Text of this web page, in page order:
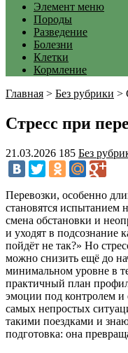
Элемент меню
Породы
Разведение
Болезни
Клетки
Кормление
Главная > Без рубрики >
Стресс при
21.03.2026 185 Без
Перевозки, особенно
становятся испытанием
смена обстановки и
и уходят в подсознание
пойдёт не так?» Но
можно снизить ещё до
минимальном уровне в
практичный план
эмоции под контролем и
самых непростых
такими поездками и
подготовка: она